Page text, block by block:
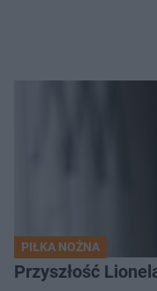
PIŁKA NOŻNA
Przyszłość